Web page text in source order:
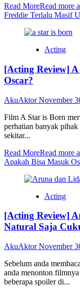
Read MoreRead more
Freddie Terlalu Masif
Acting
[Acting Review]
Oscar?
AkuAktorNovember
Film A Star is Born
perhatian banyak
sekitar...
Read MoreRead more
Apakah Bisa Masuk
Acting
[Acting Review]
Natural Saja
AkuAktorNovember
Sebelum anda
anda menonton
beberapa spoiler di...